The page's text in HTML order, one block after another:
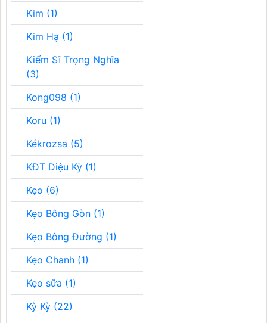
Kim (1)
Kim Hạ (1)
Kiếm Sĩ Trọng Nghĩa
(3)
Kong098 (1)
Koru (1)
Kékrozsa (5)
KĐT Diệu Kỳ (1)
Kẹo (6)
Kẹo Bông Gòn (1)
Kẹo Bông Đường (1)
Kẹo Chanh (1)
Kẹo sữa (1)
Kỳ Kỳ (22)